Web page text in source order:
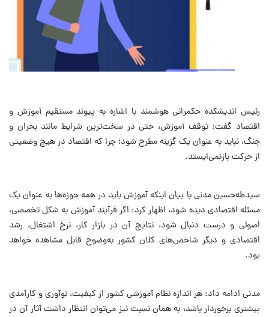
رئیس اندیشکده حکمرانی هوشمند با اشاره به پیوند مستقیم آموزش و
اقتصاد گفت: توقف آموزش، حتی در سخت‌ترین شرایط مانند بحران و
جنگ، نباید به عنوان یک گزینه مطرح شود؛ چرا که اقتصاد در هیچ وضعیتی
از حرکت بازنمی‌ایستد.
سیدطه‌حسین مدنی با بیان اینکه آموزش باید در همه حوزه‌ها به عنوان یک
مسئله اقتصادی دیده شود، اظهار کرد: اگر فرآیند آموزش به شکل تخصصی،
اصولی و درست دنبال شود، نتایج آن در بازار کار، نرخ اشتغال، رشد
اقتصادی و دیگر شاخص‌های کلان کشور به‌وضوح قابل مشاهده خواهد
بود.
مدنی ادامه داد: هر اندازه نظام آموزشی کشور از کیفیت، نوآوری و کارآمدی
بیشتری برخوردار باشد، به همان نسبت نیز می‌توان انتظار داشت آثار آن در